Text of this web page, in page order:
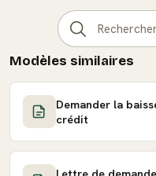
Modèles similaires
Demander la
crédit